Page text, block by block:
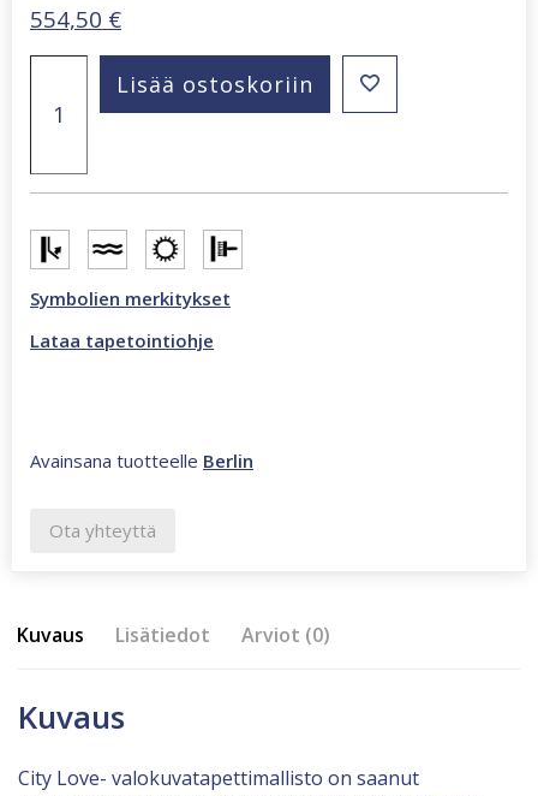
554,50 €
CL01B
määrä
Lisää ostoskoriin
Symbolien merkitykset
Lataa tapetointiohje
Avainsana tuotteelle Berlin
Ota yhteyttä
Kuvaus Lisätiedot Arviot (0)
Kuvaus
City Love- valokuvatapettimallisto on saanut